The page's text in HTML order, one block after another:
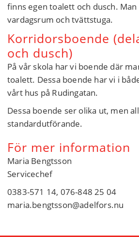
finns egen toalett och dusch.
vardagsrum och tvättstuga.
Korridorsboende
och dusch)
På vår skola har vi boende där
toalett. Dessa boende har vi i
vårt hus på Rudingatan.
Dessa boende ser olika ut, men
standardutförande.
För mer information
Maria Bengtsson
Servicechef
0383-571 14, 076-848 25 04
maria.bengtsson@adelfors.nu